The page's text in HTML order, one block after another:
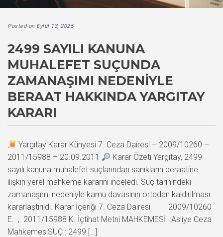
Posted on Eylül 13, 2025
2499 SAYILI KANUNA
MUHALEFET SUÇUNDA
ZAMANAŞIMI NEDENIYLE
BERAAT HAKKINDA YARGITAY
KARARI
Yargıtay Karar Künyesi 7. Ceza Dairesi – 2009/10260 –
2011/15988 – 20.09.2011
Karar Özeti Yargıtay, 2499
sayılı kanuna muhalefet suçlarından sanıkların beraatine
ilişkin yerel mahkeme kararını inceledi. Suç tarihindeki
zamanaşımı nedeniyle kamu davasının ortadan kaldırılması
kararlaştırıldı. Karar İçeriği 7. Ceza Dairesi 2009/10260
E. , 2011/15988 K. İçtihat Metni MAHKEMESİ :Asliye Ceza
MahkemesiSUÇ : 2499 […]